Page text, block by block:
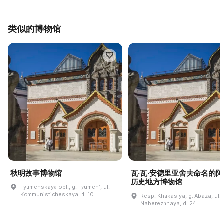
类似的博物馆
秋明故事博物馆
Tyumenskaya obl., g. Tyumenʹ, ul.
Kommunisticheskaya, d. 10
瓦·瓦·安德里亚舍夫命名的
历史地方博物馆
Resp. Khakasiya, g. Abaza, ul.
Naberezhnaya, d. 24